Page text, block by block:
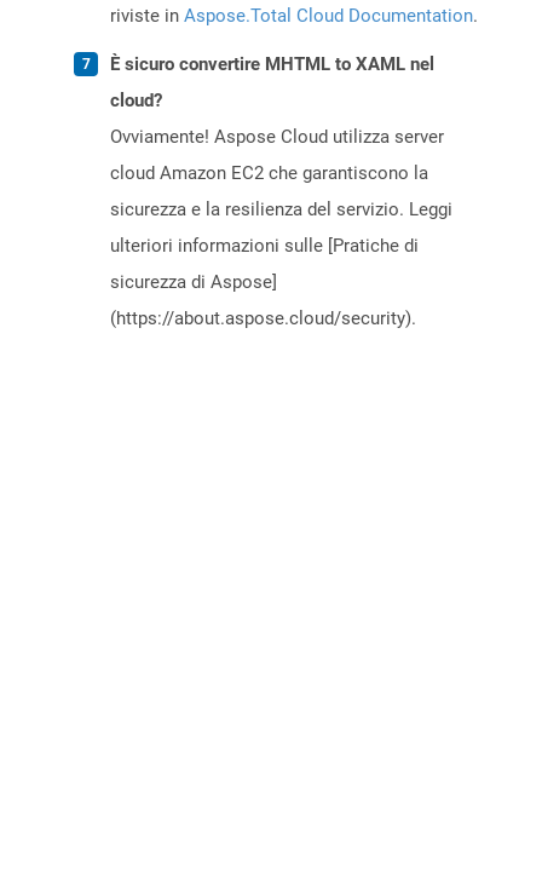
riviste in Aspose.Total Cloud Documentation.
È sicuro convertire MHTML to XAML nel
cloud?
Ovviamente! Aspose Cloud utilizza server
cloud Amazon EC2 che garantiscono la
sicurezza e la resilienza del servizio. Leggi
ulteriori informazioni sulle [Pratiche di
sicurezza di Aspose]
(https://about.aspose.cloud/security).